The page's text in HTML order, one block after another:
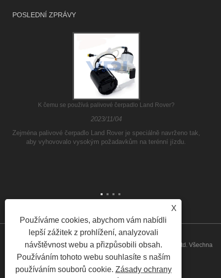
POSLEDNÍ ZPRÁVY
K čemu se používá palivové čerpadlo Land Rover?
2023/11/04
Zejména palivové čerpadlo Land Rover je speciálně navrženo tak,
aby vyhovovalo vysokým požadavkům na terénní jízdu.
Copyright © 2026 Guangzhou ATH Automotive Electronics Co., Ltd. Všechna
X
Používáme cookies, abychom vám nabídli
lepší zážitek z prohlížení, analyzovali
návštěvnost webu a přizpůsobili obsah.
Používáním tohoto webu souhlasíte s naším
používáním souborů cookie. Zásady ochrany